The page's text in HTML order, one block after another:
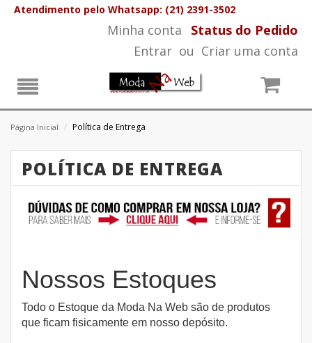
Atendimento pelo Whatsapp: (21) 2391-3502
Minha conta
Status do Pedido
Entrar ou Criar uma conta
Página Inicial / Política de Entrega
POLÍTICA DE ENTREGA
Nossos Estoques
Todo o Estoque da Moda Na Web são de produtos
que ficam fisicamente em nosso depósito.